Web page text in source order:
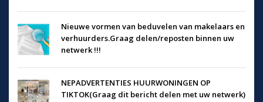
Nieuwe vormen van beduvelen van makelaars en
verhuurders.Graag delen/reposten binnen uw
netwerk !!!
NEPADVERTENTIES HUURWONINGEN OP
TIKTOK(Graag dit bericht delen met uw netwerk)